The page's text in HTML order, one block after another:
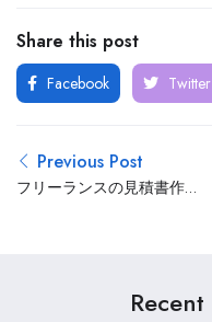
Share this post
Facebook Twitter
Previous Post
フリーランスの見積書作